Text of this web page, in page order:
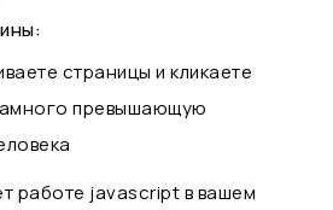
страницы и кликаете
превышающую
работе javascript в вашем